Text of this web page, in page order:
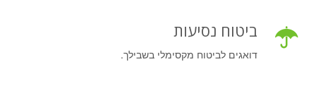
ביטוח נסיעות
דואגים לביטוח מקסימלי בשבילך.